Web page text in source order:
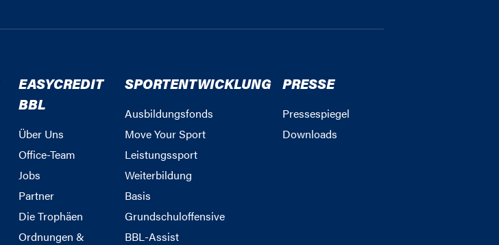
EASYCREDIT
BBL
Über Uns
Office-Team
Jobs
Partner
Die Trophäen
Ordnungen &
SPORTENTWICKLUNG
Ausbildungsfonds
Move Your Sport
Leistungssport
Weiterbildung
Basis
Grundschuloffensive
BBL-Assist
PRESSE
Pressespiegel
Downloads